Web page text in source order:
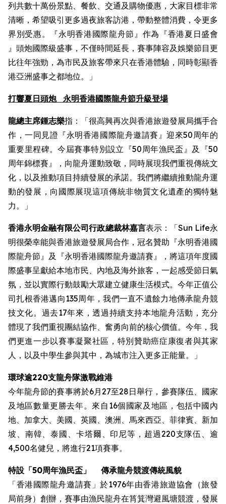
列共數十萬份景點、餐飲、交通及購物優惠，大家目標非常
清晰，希望吸引更多過夜旅客訪港，帶動整體消費，令更多
界別受惠。『永明香港國際龍舟節』作為『香港夏日盛會
』頭炮國際級盛事，不僅時間延長，賽事陣容及娛樂節目更
比往年強勁，為市民及旅客帶來只在香港體驗，同時彰顯香
港亞洲盛事之都地位。」
打響夏日頭炮 永明香港國際龍舟節升級登場
龍總主席鍾志樂指：「很高興再次與香港旅遊發展局攜手合
作，一同見證『永明香港國際龍舟邀請賽』迎來50周年的
重要里程碑。今屆賽事特別設立『50周年漁民盃』及『50
周年錦標賽』，向龍舟運動致敬，同時展現我們重視傳統文
化，以及推動項目持續發展的承諾。我們將繼續推動龍舟運
動的發展，向國際展現這項傳統非物質文化遺產的獨特魅
力。」
香港永明金融有限公司行政總裁林嘉言表示：「Sun Life永
明很榮幸能與香港旅遊發展局合作，冠名贊助『永明香港國
際龍舟節』及『永明香港國際龍舟邀請賽』，將這項年度國
際盛事呈獻給本地市民、內地及海外旅客，一起感受節日氣
氛，並以實際行動鼓勵大眾建立健康生活模式。今年正值公
司扎根香港邁向135周年，我們一直不遺餘力地傳承龍舟競
技文化。過去17年來，透過持續支持本地龍舟活動，充分
體現了我們重視團結協作、奮勇向前的核心價值。今年，我
們更進一步以賽事凝聚社區，特別贊助癌症康復者與其家
人，以及中學生參與其中，為城市注入更多正能量。」
環球逾220支龍舟隊激戰維港
今年龍舟節的賽事將於6月27至28日舉行，參賽隊伍、國家
及地區數量更勝去年。來自16個國家及地區，包括中國內
地、加拿大、美國、英國、澳洲、馬來西亞、菲律賓、新加
坡、南韓、泰國、卡塔爾、印尼等，超過220支隊伍、逾
4,500名健兒，將進行21項賽事。
特設 「50周年漁民盃」
傳承龍舟競渡傳統風貌
「香港國際龍舟邀請賽」於1976年由香港旅遊協會（旅發
局前身）創辦，賽事由漁民龍舟在筲箕灣避風塘競渡，發展